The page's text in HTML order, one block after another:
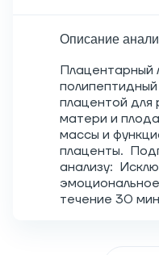
Описание
Плацентарный
плацентой для
матери и
массы и
плаценты.
анализу:
течение 30